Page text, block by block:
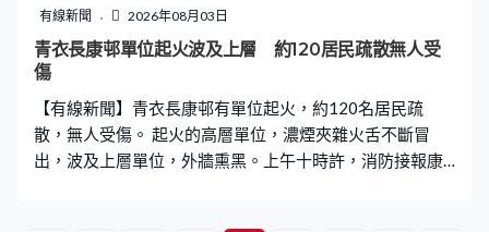
決。遊樂設備公司員工：「它不是特種設備，國家不審
查，建好以後你們一試，可以了就行了，沒人管。」遊樂
設備公司員工：「真出了問題了，不行我賠你300萬、400
查發現不少景區為了盈利讓未成年人參
有線新聞 2026年08月03日
青衣長康邨單位起火波及上層 約120居民疏散無人受
傷
【有線新聞】青衣長康邨有單位起火，約120名居民疏
散，無人受傷。 起火的高層單位，濃煙夾雜火舌不斷冒
出，波及上層單位，外牆熏黑。上午十時許，消防接報康